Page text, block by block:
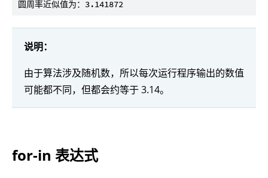
说明：
由于算法涉及随机数，所以每次运行程序输出的数值
可能都不同，但都会约等于 3.14。
for-in 表达式